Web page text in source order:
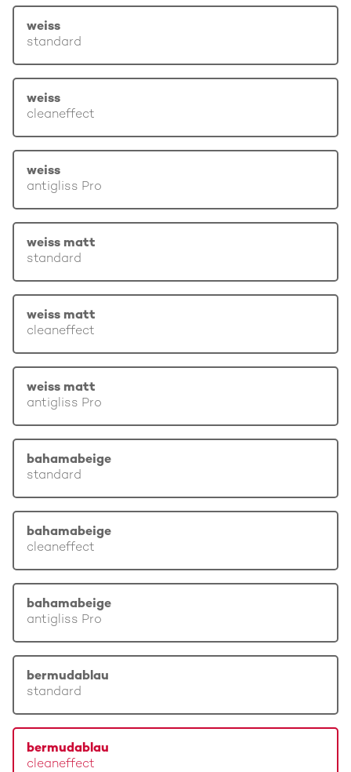
weiss
standard
weiss
cleaneffect
weiss
antigliss Pro
weiss matt
standard
weiss matt
cleaneffect
weiss matt
antigliss Pro
bahamabeige
standard
bahamabeige
cleaneffect
bahamabeige
antigliss Pro
bermudablau
standard
bermudablau
cleaneffect